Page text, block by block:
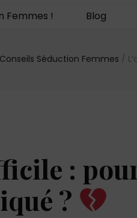
Femmes ! Blog
Conseils Séduction Femmes /
:
?